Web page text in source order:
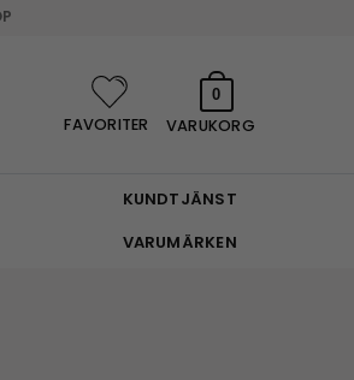
FAVORITER VARUKORG
0
KUNDTJÄNST
VARUMÄRKEN